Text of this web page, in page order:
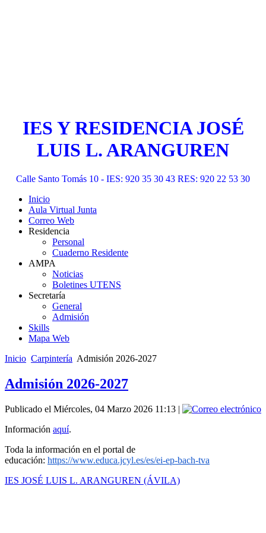
IES Y RESIDENCIA JOSÉ
LUIS L. ARANGUREN
Calle Santo Tomás 10 - IES: 920 35 30 43 RES: 920 22 53 30
Inicio
Aula Virtual Junta
Correo Web
Residencia
Personal
Cuaderno Residente
AMPA
Noticias
Boletines UTENS
Secretaría
General
Admisión
Skills
Mapa Web
Inicio Carpintería Admisión 2026-2027
Admisión 2026-2027
Publicado el Miércoles, 04 Marzo 2026 11:13 |
Información aquí.
Toda la información en el portal de
educación: https://www.educa.jcyl.es/es/ei-ep-bach-tva
IES JOSÉ LUIS L. ARANGUREN (ÁVILA)